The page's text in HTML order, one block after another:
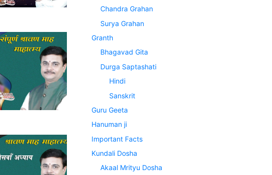
Chandra Grahan
Surya Grahan
Granth
Bhagavad Gita
Durga Saptashati
Hindi
Sanskrit
Guru Geeta
Hanuman ji
Important Facts
Kundali Dosha
Akaal Mrityu Dosha